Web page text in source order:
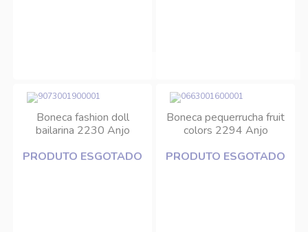
Boneca fashion doll
bailarina 2230 Anjo
PRODUTO ESGOTADO
Boneca pequerrucha fruit
colors 2294 Anjo
PRODUTO ESGOTADO